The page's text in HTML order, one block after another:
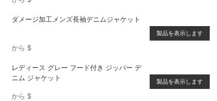
ダメージ加工メンズ長袖デニムジャケット
から $
製品を表示します
レディース グレー フード付き ジッパー デ
ニム ジャケット
から $
製品を表示します